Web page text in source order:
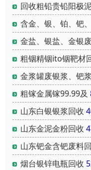
回收粗铅贵铅阳极
含金、银、铂、钯
金盐、银盐、金银
粗铟精铟ito铟靶材
金浆罐废银浆、钯
粗镓金属镓99.99及
山东白银银浆回收
山东金泥金粉回收
山东钯金含钯废料
烟台银锌电瓶回收